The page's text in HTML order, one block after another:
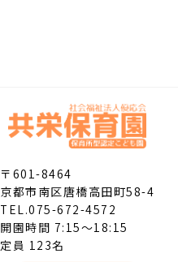
〒601-8464
京都市南区唐橋高田町58-4
TEL.075-672-4572
開園時間 7:15～18:15
定員 123名